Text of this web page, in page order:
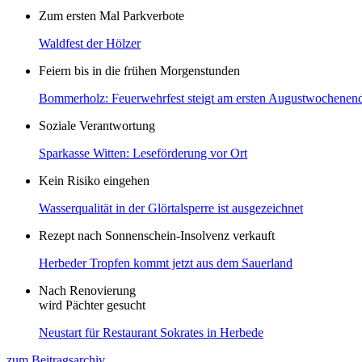
Zum ersten Mal Parkverbote
Waldfest der Hölzer
Feiern bis in die frühen Morgenstunden
Bommerholz: Feuerwehrfest steigt am ersten
Soziale Verantwortung
Sparkasse Witten: Leseförderung vor Ort
Kein Risiko eingehen
Wasserqualität in der Glörtalsperre ist ausgezeichnet
Rezept nach Sonnenschein-Insolvenz verkauft
Herbeder Tropfen kommt jetzt aus dem Sauerland
Nach Renovierung
wird Pächter gesucht
Neustart für Restaurant Sokrates in Herbede